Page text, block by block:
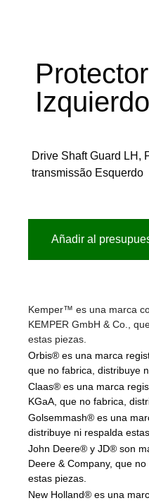
Izquierdo
Drive Shaft Guard LH,
transmissão Esquerdo
Añadir al
Kemper™ es una marca
KEMPER GmbH & Co.,
estas piezas.
Orbis® es una marca
que no fabrica, distribuye
Claas® es una marca
KGaA, que no fabrica,
Golsemmash® es una
distribuye ni respalda
John Deere® y JD® son
Deere & Company, que
estas piezas.
New Holland® es una